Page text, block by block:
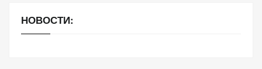
НОВОСТИ: